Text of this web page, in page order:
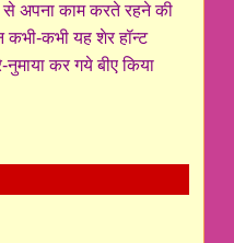
अपना काम करते रहने की
कभी यह शेर हॉन्ट
कर गये बीए किया